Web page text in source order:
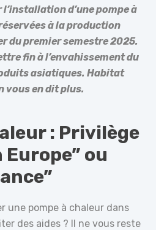
l’installation d’une pompe à
à la production
du premier semestre 2025.
fin à l’envahissement du
asiatiques. Habitat
vous en dit plus.
: Privilège
Europe” ou
une pompe à chaleur dans
des aides ? Il ne vous reste